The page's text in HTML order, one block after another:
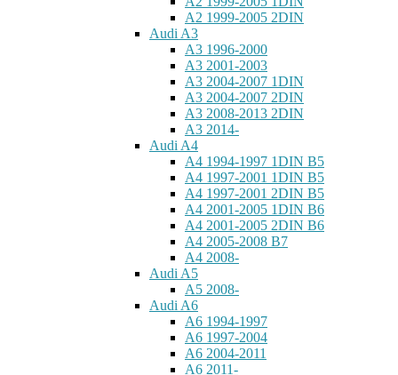
A2 1999-2005 2DIN
Audi A3
A3 1996-2000
A3 2001-2003
A3 2004-2007 1DIN
A3 2004-2007 2DIN
A3 2008-2013 2DIN
A3 2014-
Audi A4
A4 1994-1997 1DIN B5
A4 1997-2001 1DIN B5
A4 1997-2001 2DIN B5
A4 2001-2005 1DIN B6
A4 2001-2005 2DIN B6
A4 2005-2008 B7
A4 2008-
Audi A5
A5 2008-
Audi A6
A6 1994-1997
A6 1997-2004
A6 2004-2011
A6 2011-